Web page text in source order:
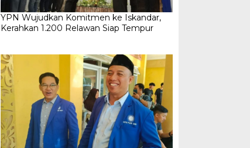
YPN Wujudkan Komitmen ke Iskandar,
Kerahkan 1.200 Relawan Siap Tempur